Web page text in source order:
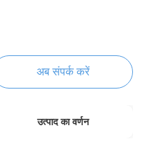
अब संपर्क करें
उत्पाद का वर्णन